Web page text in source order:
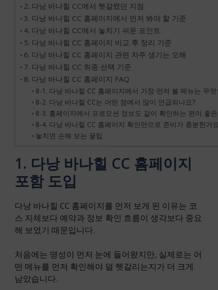
2. 다낭 바나힐 CC에서 헷갈렸던 지점
3. 다낭 바나힐 CC 홈페이지에서 먼저 봐야 할 기준
4. 다낭 바나힐 CC에서 놓치기 쉬운 포인트
5. 다낭 바나힐 CC 홈페이지 비교 후 정리 기준
6. 다낭 바나힐 CC 홈페이지 관련 자주 생기는 오해
7. 다낭 바나힐 CC 최종 선택 기준
8. 다낭 바나힐 CC 홈페이지 FAQ
8-1. 다낭 바나힐 CC 홈페이지에서 가장 먼저 볼 메뉴는 무엇
8-2. 다낭 바나힐 CC는 어떤 점에서 많이 언급되나요?
8-3. 홈페이지에서 프로모션 정보도 같이 확인하는 편이 좋
8-4. 다낭 바나힐 CC 홈페이지 확인만으로 준비가 충분한가
놓치면 손해 보는 꿀팁
1. 다낭 바나힐 CC 홈페이지
포함 도입
다낭 바나힐 CC 홈페이지를 먼저 보게 된 이유는 코
스 자체보다 예약과 정보 확인 흐름이 생각보다 중요
해 보였기 때문입니다.
처음에는 명성이 먼저 눈에 들어왔지만, 실제로는 어
떤 메뉴를 먼저 확인해야 덜 헷갈리는지가 더 크게
남았습니다.